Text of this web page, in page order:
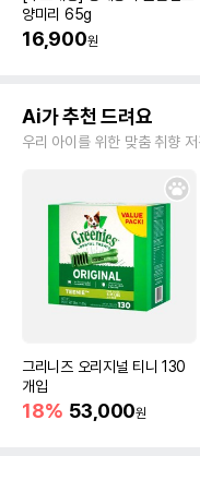
양미리 65g
16,900원
Ai가 추천 드려요
우리 아이를 위한 맞춤 취향
그리니즈 오리지널 티니 130
개입
18% 53,000원